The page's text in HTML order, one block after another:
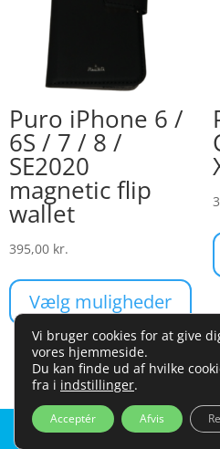
Puro iPhone 6 /
6S / 7 / 8 /
SE2020
magnetic flip
wallet
395,00 kr.
Vælg muligheder
Dette
har
flere
kan
 
Vi bruger cookies for at give
vores hjemmeside.
Du kan finde ud af hvilke
fra i indstillinger.
Acceptér Afvis